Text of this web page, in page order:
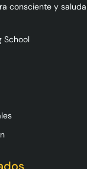
consciente y
School